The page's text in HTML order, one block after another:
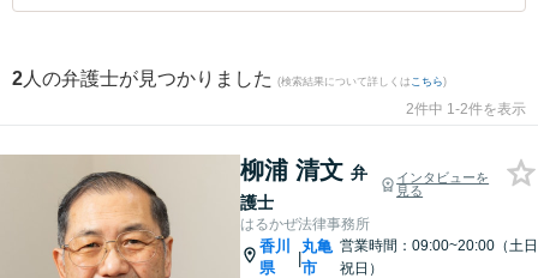
2 人の弁護士が見つかりました (検索結果について詳しくは こちら)
2件中 1-2件を表示
柳浦 清文 弁
護士
インタビューを
見る
はるかぜ法律事務所
香川
県
|
丸亀
市
営業時間：09:00~20:00（土日
祝日）